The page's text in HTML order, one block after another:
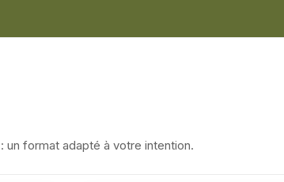
un format adapté à votre intention.